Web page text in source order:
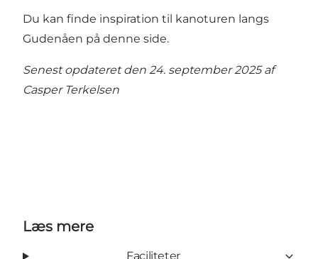
Du kan finde inspiration til kanoturen langs
Gudenåen på denne side.
Senest opdateret den 24. september 2025 af
Casper Terkelsen
Læs mere
Faciliteter